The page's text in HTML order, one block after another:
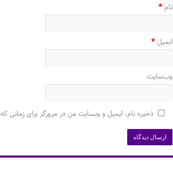
نام*
ایمیل*
وب‌سایت
ذخیره نام، ایمیل و وبسایت من در مرورگر برای زمانی